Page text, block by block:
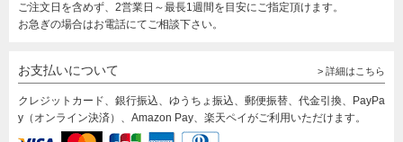
ご注文日を含めず、2営業日～最長1週間を目安にご指定頂けます。
お急ぎの場合はお電話にてご相談下さい。
お支払いについて > 詳細はこちら
クレジットカード、銀行振込、ゆうちょ振込、郵便振替、代金引換、PayPa
y（オンライン決済）、Amazon Pay、楽天ペイがご利用いただけます。